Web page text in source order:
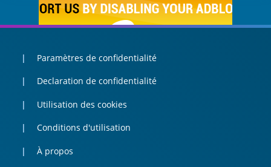
Paramètres de confidentialité
Declaration de confidentialité
Utilisation des cookies
Conditions d'utilisation
À propos